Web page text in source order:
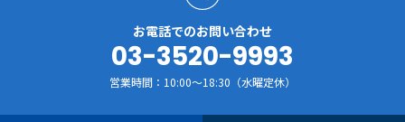
お電話でのお問い合わせ
03-3520-9993
営業時間：10:00～18:30（水曜定休）